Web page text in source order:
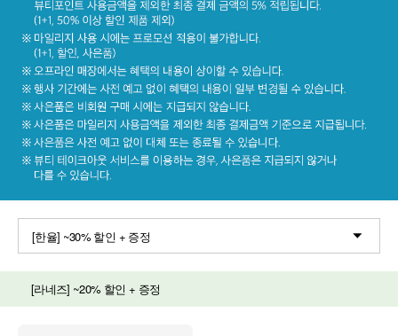
[한율] ~30% 할인 + 증정
[라네즈] ~20% 할인 + 증정